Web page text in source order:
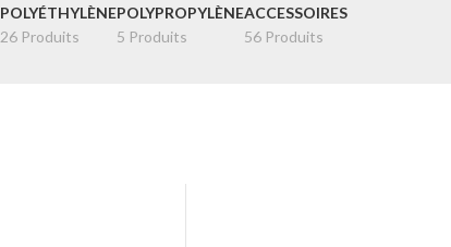
POLYÉTHYLÈNE
26 Produits
POLYPROPYLÈNE
5 Produits
ACCESSOIRES
56 Produits